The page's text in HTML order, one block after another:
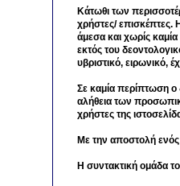
Κάτωθι των
χρήστες/ επισκέπτες.
άμεσα και χωρίς
εκτός του
υβριστικό, ειρωνικό,
Σε καμία περίπτωση ο
αλήθεια των
χρήστες της
Με την αποστολή
Η συντακτική ομάδα